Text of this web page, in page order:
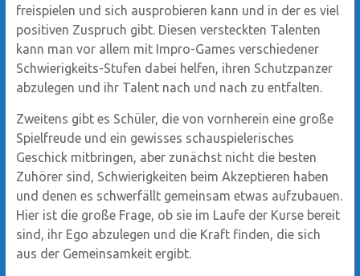
freispielen und sich ausprobieren kann und in der es viel
positiven Zuspruch gibt. Diesen versteckten Talenten
kann man vor allem mit Impro-Games verschiedener
Schwierigkeits-Stufen dabei helfen, ihren Schutzpanzer
abzulegen und ihr Talent nach und nach zu entfalten.
Zweitens gibt es Schüler, die von vornherein eine große
Spielfreude und ein gewisses schauspielerisches
Geschick mitbringen, aber zunächst nicht die besten
Zuhörer sind, Schwierigkeiten beim Akzeptieren haben
und denen es schwerfällt gemeinsam etwas aufzubauen.
Hier ist die große Frage, ob sie im Laufe der Kurse bereit
sind, ihr Ego abzulegen und die Kraft finden, die sich
aus der Gemeinsamkeit ergibt.